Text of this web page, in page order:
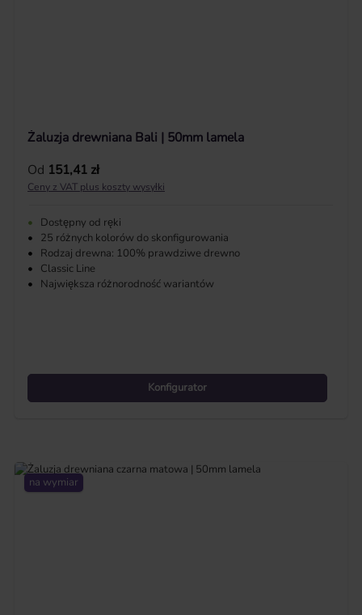
Żaluzja drewniana Bali | 50mm lamela
Cena regularna:
Od 151,41 zł
Ceny z VAT plus koszty wysyłki
•
Dostępny od ręki
•
25 różnych kolorów do skonfigurowania
•
Rodzaj drewna: 100% prawdziwe drewno
•
Classic Line
•
Największa różnorodność wariantów
Konfigurator
na wymiar